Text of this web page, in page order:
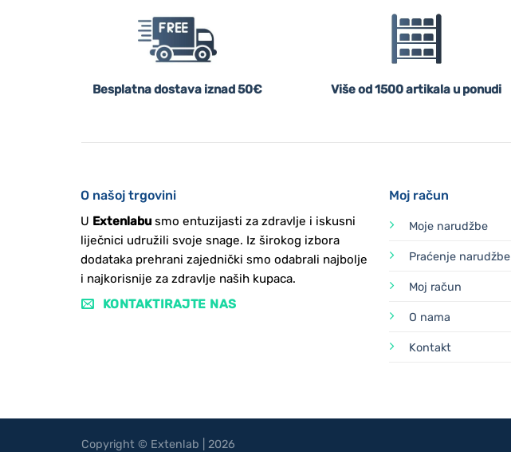
Besplatna dostava iznad 50€ Više od 1500 artikala u ponudi
O našoj trgovini
U Extenlabusmo entuzijasti za zdravlje i iskusni
liječnici udružili svoje snage. Iz širokog izbora
dodataka prehrani zajednički smo odabrali najbolje
i najkorisnije za zdravlje naših kupaca.
KONTAKTIRAJTE NAS
Moj račun
Moje narudžbe
Praćenje narudžbe
Moj račun
O nama
Kontakt
Copyright © Extenlab | 2026